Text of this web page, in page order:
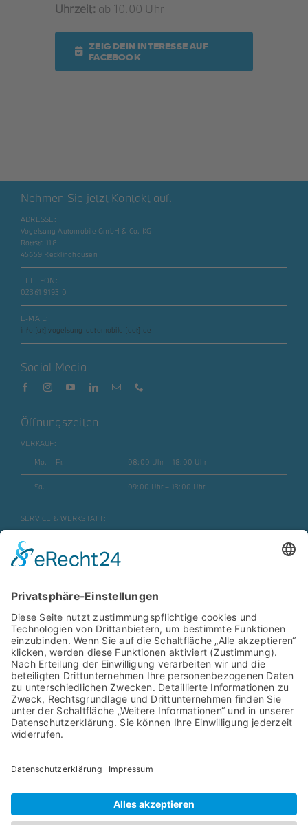
Uhrzeit: ab 10.00 Uhr
ZEIG DEIN INTERESSE AUF
FACEBOOK
Nehmen Sie jetzt Kontakt auf.
ADRESSE:
Vogelsang Automobile GmbH & Co. KG
Rottstr. 118
45659 Recklinghausen
TELEFON:
02361 9193 0
E-MAIL:
info [at] vogelsang-automobile [dot] de
Social Media
Öffnungszeiten
VERKAUF:
Mo. – Fr.
08:00 Uhr – 18:00 Uhr
Sa. 09:00 Uhr – 13:00 Uhr
SERVICE & WERKSTATT:
Mo. – Fr. (Motorrad)
ERSATZTEILE & ZUBEHÖR:
Mo. – Fr. 08:00 Uhr – 17:00 Uhr
Mo. – Fr. (Motorrad) 08:00 Uhr – 16:30 Uhr
SB- WASCHANLAGE:
Mo. – Sa.
Navigation